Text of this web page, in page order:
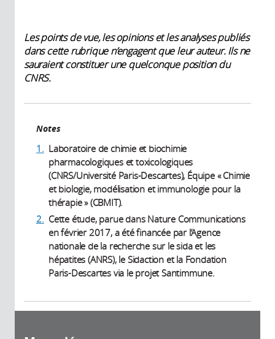
Les points de vue, les opinions et les analyses publiés
dans cette rubrique n’engagent que leur auteur. Ils ne
sauraient constituer une quelconque position du
CNRS.
Notes
1. Laboratoire de chimie et biochimie
pharmacologiques et toxicologiques
(CNRS/Université Paris-Descartes), Équipe « Chimie
et biologie, modélisation et immunologie pour la
thérapie » (CBMIT).
2. Cette étude, parue dans Nature Communications
en février 2017, a été financée par l’Agence
nationale de la recherche sur le sida et les
hépatites (ANRS), le Sidaction et la Fondation
Paris-Descartes via le projet Santimmune.